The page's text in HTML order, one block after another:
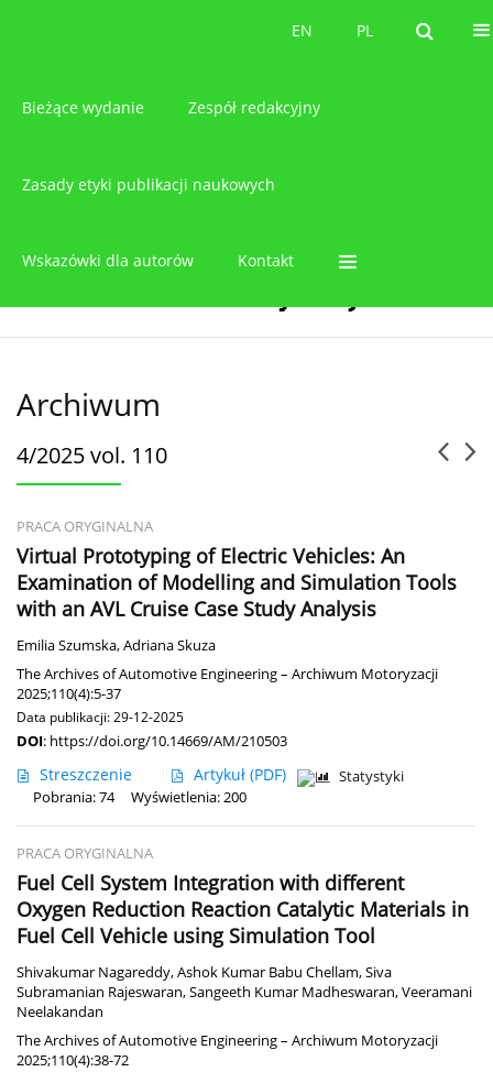
PL
EN PL
EN
Bieżące wydanie Zespół redakcyjny
Zasady etyki publikacji naukowych
Wskazówki dla autorów Kontakt
Archiwum
4/2025 vol. 110
PRACA ORYGINALNA
Virtual Prototyping of Electric Vehicles: An
Examination of Modelling and Simulation Tools
with an AVL Cruise Case Study Analysis
Emilia Szumska,Adriana Skuza
The Archives of Automotive Engineering – Archiwum Motoryzacji
2025;110(4):5-37
Data publikacji: 29-12-2025
DOI: https://doi.org/10.14669/AM/210503
Streszczenie Artykuł (PDF)
Statystyki
Pobrania: 74
Wyświetlenia: 200
PRACA ORYGINALNA
Fuel Cell System Integration with different
Oxygen Reduction Reaction Catalytic Materials in
Fuel Cell Vehicle using Simulation Tool
Shivakumar Nagareddy,Ashok Kumar Babu Chellam,Siva
Subramanian Rajeswaran,Sangeeth Kumar Madheswaran,Veeramani
Neelakandan
The Archives of Automotive Engineering – Archiwum Motoryzacji
2025;110(4):38-72